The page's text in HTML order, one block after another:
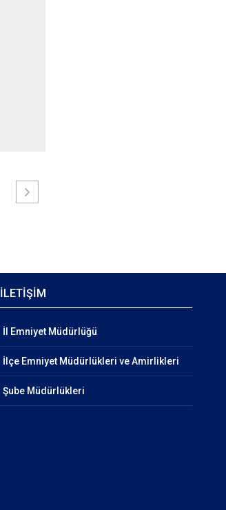
İLETİŞİM
İl Emniyet Müdürlüğü
İlçe Emniyet Müdürlükleri ve Amirlikleri
Şube Müdürlükleri